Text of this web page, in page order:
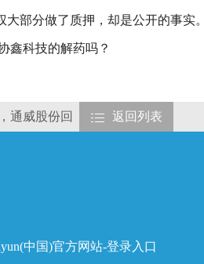
部分做了质押，却是公开的事实。
鑫科技的解药吗？
通威股份回 返回列表
中国)官方网站-登录入口